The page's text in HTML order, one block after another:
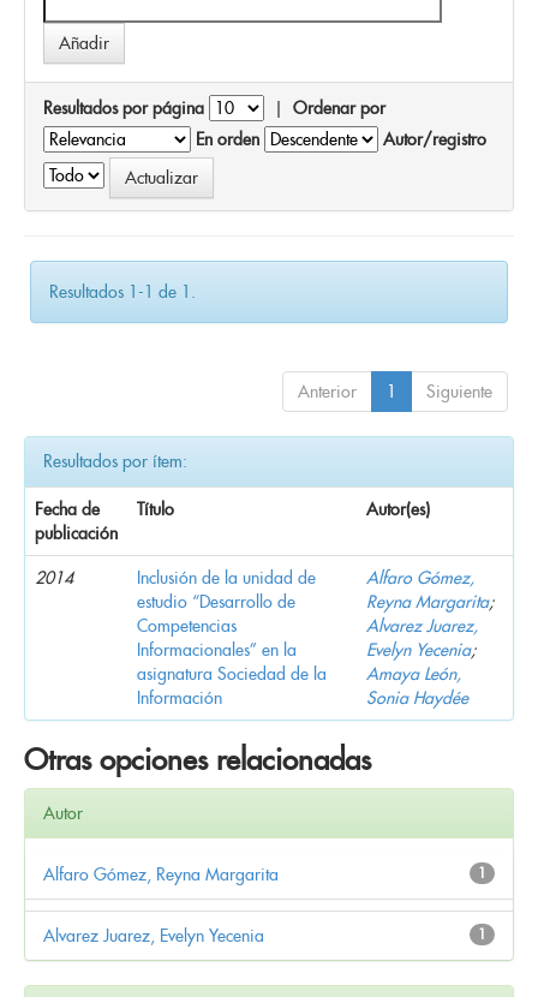
Resultados por página | Ordenar por
En orden
Autor/registro
Resultados 1-1 de 1.
Anterior 1 Siguiente
Resultados por ítem:
Fecha de
publicación
Título Autor(es)
2014
Inclusión de la unidad de
estudio “Desarrollo de
Competencias
Informacionales” en la
asignatura Sociedad de la
Información
Alfaro Gómez,
Reyna Margarita;
Alvarez Juarez,
Evelyn Yecenia;
Amaya León,
Sonia Haydée
Otras opciones relacionadas
Autor
1
Alfaro Gómez, Reyna Margarita
1
Alvarez Juarez, Evelyn Yecenia